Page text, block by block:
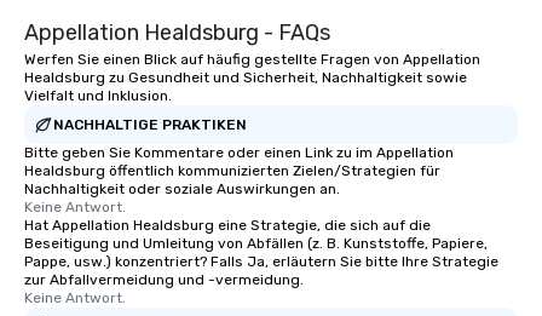
Appellation Healdsburg - FAQs
Werfen Sie einen Blick auf häufig gestellte Fragen von Appellation
Healdsburg zu Gesundheit und Sicherheit, Nachhaltigkeit sowie
Vielfalt und Inklusion.
NACHHALTIGE PRAKTIKEN
Bitte geben Sie Kommentare oder einen Link zu im Appellation
Healdsburg öffentlich kommunizierten Zielen/Strategien für
Nachhaltigkeit oder soziale Auswirkungen an.
Keine Antwort.
Hat Appellation Healdsburg eine Strategie, die sich auf die
Beseitigung und Umleitung von Abfällen (z. B. Kunststoffe, Papiere,
Pappe, usw.) konzentriert? Falls Ja, erläutern Sie bitte Ihre Strategie
zur Abfallvermeidung und -vermeidung.
Keine Antwort.